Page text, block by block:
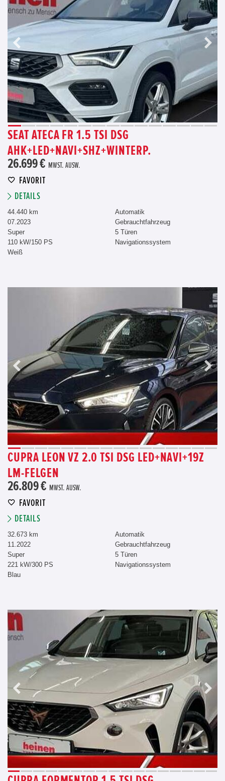
SEAT ATECA FR 1.5 TSI DSG
AHK+LED+NAVI+SHZ+WINTERP.
26.699 € MWST. AUSW.
FAVORIT
DETAILS
44.440 km
07.2023
Super
110 kW/150 PS
Weiß
Automatik
Gebrauchtfahrzeug
5 Türen
Navigationssystem
CUPRA LEON VZ 2.0 TSI DSG LED+NAVI+19Z
LM-FELGEN
26.809 € MWST. AUSW.
FAVORIT
DETAILS
32.673 km
11.2022
Super
221 kW/300 PS
Blau
Automatik
Gebrauchtfahrzeug
5 Türen
Navigationssystem